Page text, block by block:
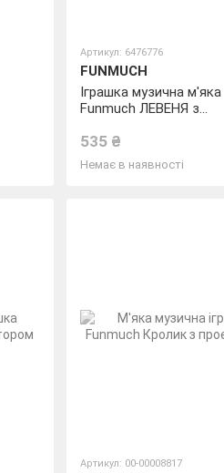
Артикул: 6476776
FUNMUCH
Іграшка музична м'яка
Funmuch ЛЕВЕНЯ з
535 ₴
Немає в наявності
Артикул: 00-00008817